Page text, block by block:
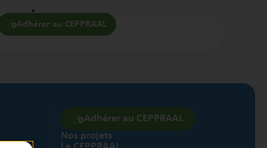
Adhérer au CEPPRAAL
Adhérer au CEPPRAAL
Nos projets